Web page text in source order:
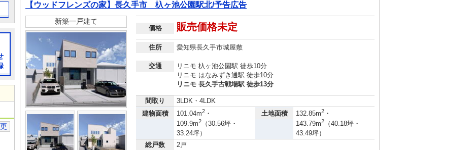
【ウッドフレンズの家】長久手市 杁ヶ池公園駅北/予告広告
新築一戸建て
価格 販売価格未定
住所 愛知県長久手市城屋敷
交通
リニモ 杁ヶ池公園駅 徒歩10分
リニモ はなみずき通駅 徒歩10分
リニモ 長久手古戦場駅 徒歩13分
間取り
3LDK・4LDK
建物面積
101.04m2 ・
109.9m2
（30.56坪・
33.24坪）
土地面積 132.85m2 ・
143.79m2
（40.18坪・
43.49坪）
総戸数
2戸